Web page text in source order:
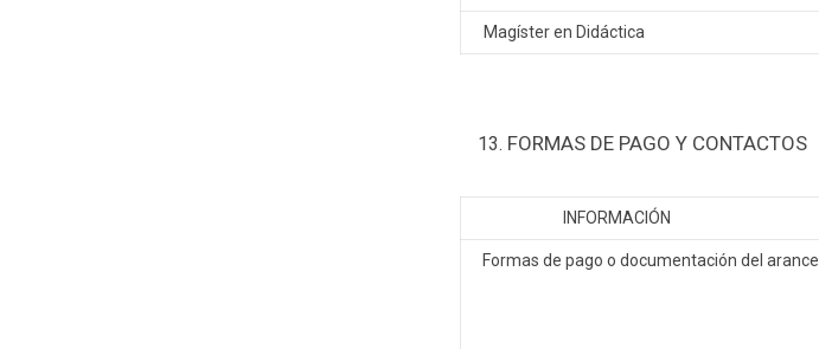
Magíster en Didáctica
FORMAS DE PAGO Y CONTACTOS
INFORMACIÓN
Formas de pago o documentación del arancel